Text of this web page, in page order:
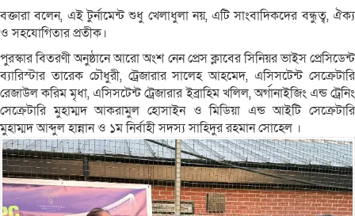
বক্তারা বলেন, এই টুর্নামেন্ট শুধু খেলাধুলা নয়, এটি সাংবাদিকদের বন্ধুত্ব, ঐক্য
ও সহযোগিতার প্রতীক।
পুরস্কার বিতরণী অনুষ্ঠানে আরো অংশ নেন প্রেস ক্লাবের সিনিয়র ভাইস প্রেসিডেন্ট
ব্যারিস্টার তারেক চৌধুরী, ট্রেজারার সালেহ আহমেদ, এসিসটেন্ট সেক্রেটারি
রেজাউল করিম মৃধা, এসিসটেন্ট ট্রেজারার ইব্রাহিম খলিল, অর্গানাইজিং এন্ড ট্রেনিং
সেক্রেটারি মুহাম্মদ আকরামুল হোসাইন ও মিডিয়া এন্ড আইটি সেক্রেটারি
মুহাম্মদ আব্দুল হান্নান ও ১ম নির্বাহী সদস্য সাহিদুর রহমান সোহেল ।